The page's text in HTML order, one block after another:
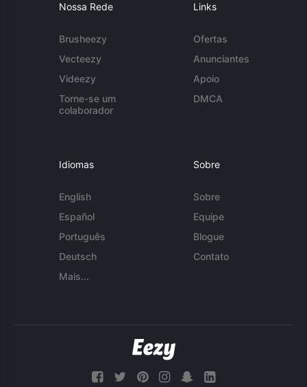
Nossa Rede
Brusheezy
Vecteezy
Videezy
Torne-se um
colaborador
Links
Ofertas
Anunciantes
Apoio
DMCA
Idiomas
English
Español
Português
Deutsch
Mais...
Sobre
Sobre
Equipe
Blogue
Contato